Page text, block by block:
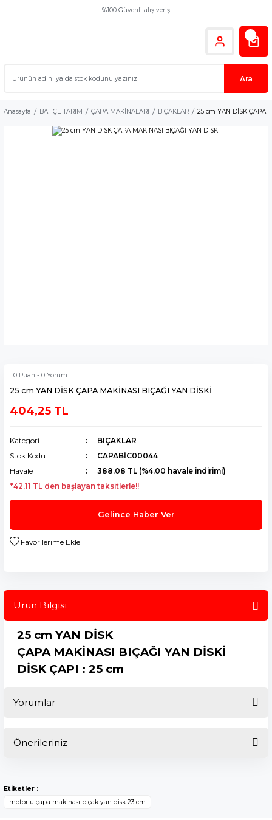
%100 Güvenli alış veriş
Ara
Anasayfa BAHÇE TARIM ÇAPA MAKİNALARI BIÇAKLAR 25 cm YAN DİSK ÇAPA
0 Puan - 0 Yorum
25 cm YAN DİSK ÇAPA MAKİNASI BIÇAĞI YAN DİSKİ
404,25 TL
Kategori
BIÇAKLAR
Stok Kodu
CAPABİC00044
Havale
388,08 TL (%4,00 havale indirimi)
*42,11 TL den başlayan taksitlerle!!
Gelince Haber Ver
Ürün Bilgisi
25 cm YAN DİSK
ÇAPA MAKİNASI BIÇAĞI YAN DİSKİ
DİSK ÇAPI : 25 cm
Yorumlar
Önerileriniz
kullanarak tarafımıza iletebilirsiniz.
Görüş ve önerileriniz için teşekkür ederiz.
Etiketler :
motorlu çapa makinası bıçak yan disk 23 cm